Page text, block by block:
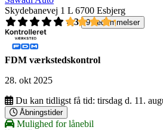
Skydebanevej 1 L 6700 Esbjerg
4,3
9 bedømmelser
FDM værkstedskontrol
28. okt 2025
Du kan tidligst få tid: tirsdag d. 11.
Åbningstider
Mulighed for lånebil